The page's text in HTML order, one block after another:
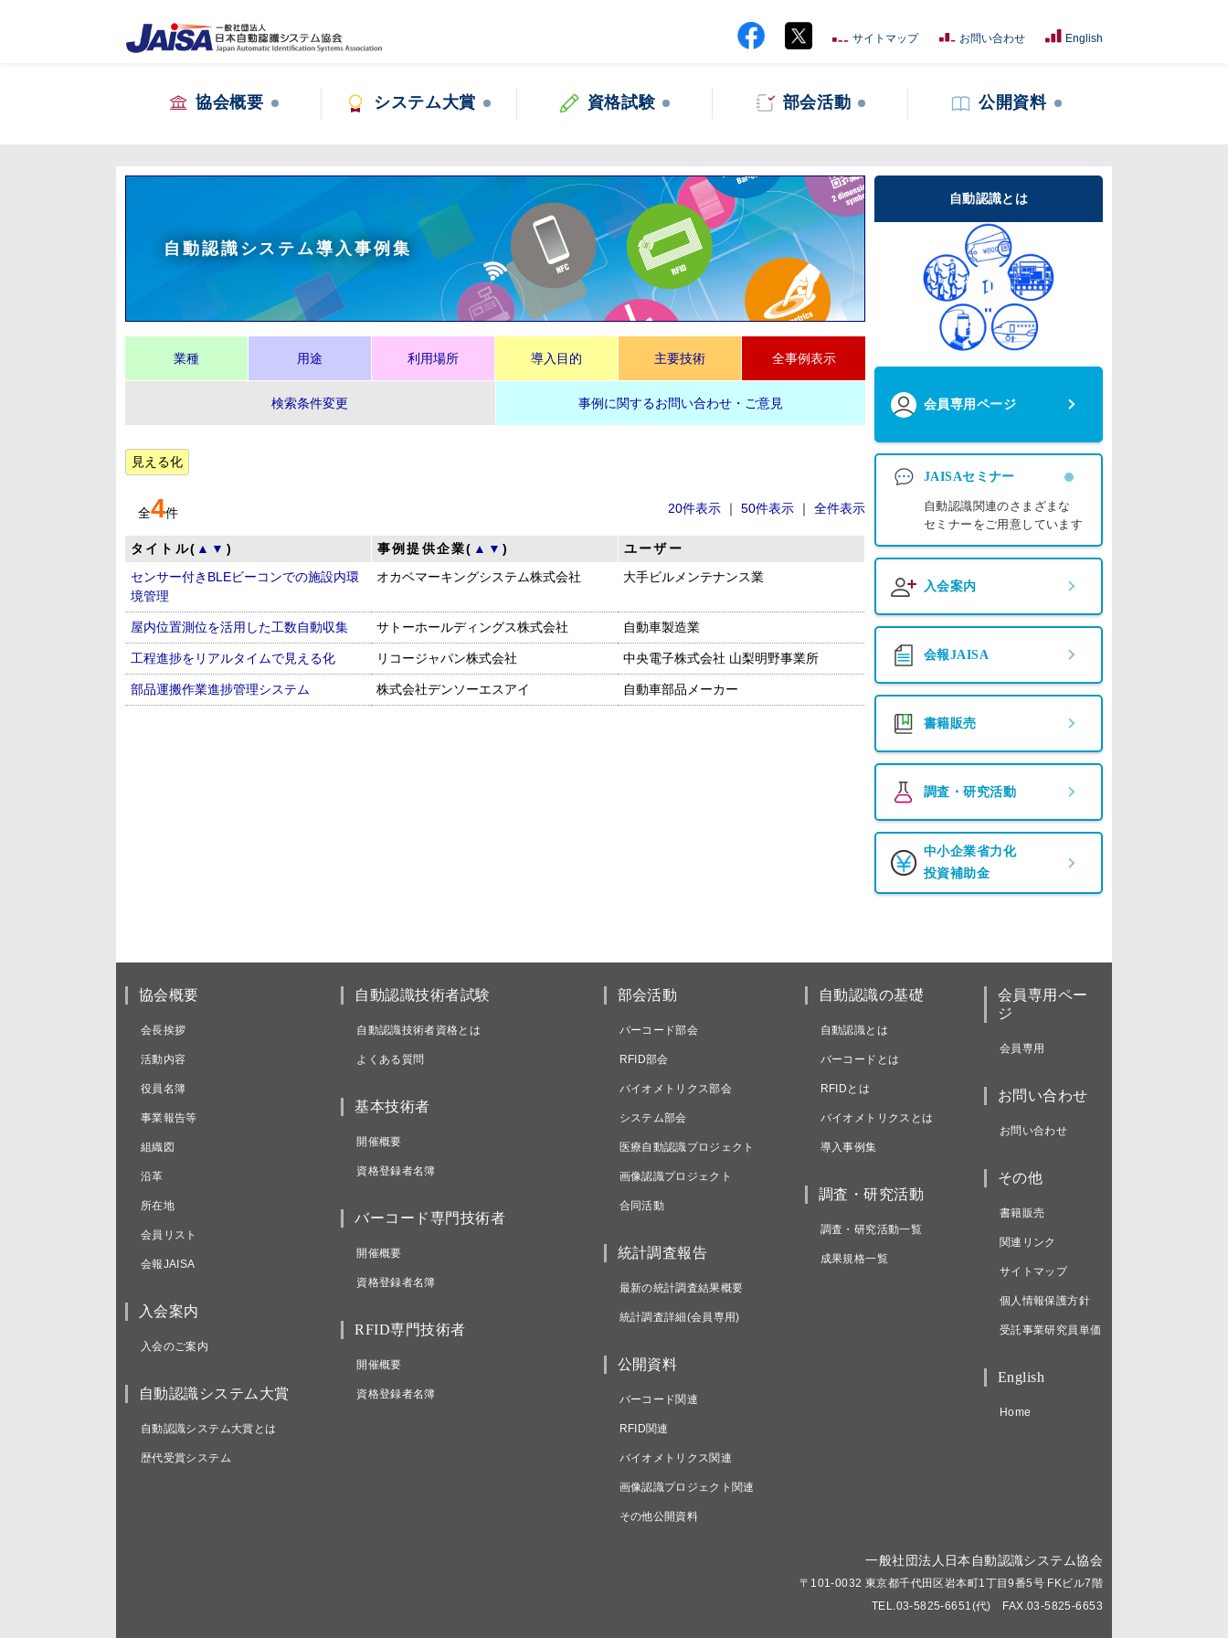
サイトマップ お問い合わせ English
協会概要 システム大賞 資格試験 部会活動 公開資料
自動認識システム導入事例集
業種 用途 利用場所 導入目的 主要技術 全事例表示
検索条件変更 事例に関するお問い合わせ・ご意見
⾒える化
全4件 20件表示 ｜ 50件表示 ｜ 全件表示
タイトル( ▲ ▼ ) 事例提供企業( ▲ ▼)
ユーザー
センサー付きBLEビーコンでの施設内環
境管理
オカベマーキングシステム株式会社 大手ビルメンテナンス業
屋内位置測位を活用した工数自動収集 サトーホールディングス株式会社 自動車製造業
工程進捗をリアルタイムで見える化 リコージャパン株式会社 中央電子株式会社 山梨明野事業所
部品運搬作業進捗管理システム 株式会社デンソーエスアイ 自動車部品メーカー
自動認識とは
会員専用ページ
JAISAセミナー
自動認識関連のさまざまな
セミナーをご用意しています
入会案内
会報JAISA
書籍販売
調査・研究活動
中小企業省力化
投資補助金
協会概要
会長挨拶
活動内容
役員名簿
事業報告等
組織図
沿革
所在地
会員リスト
会報JAISA
入会案内
入会のご案内
自動認識システム大賞
自動認識システム大賞とは
歴代受賞システム
自動認識技術者試験
自動認識技術者資格とは
よくある質問
基本技術者
開催概要
資格登録者名簿
バーコード専門技術者
開催概要
資格登録者名簿
RFID専門技術者
開催概要
資格登録者名簿
部会活動
バーコード部会
RFID部会
バイオメトリクス部会
システム部会
医療自動認識プロジェクト
画像認識プロジェクト
合同活動
統計調査報告
最新の統計調査結果概要
統計調査詳細(会員専用)
公開資料
バーコード関連
RFID関連
バイオメトリクス関連
画像認識プロジェクト関連
その他公開資料
自動認識の基礎
自動認識とは
バーコードとは
RFIDとは
バイオメトリクスとは
導入事例集
調査・研究活動
調査・研究活動一覧
成果規格一覧
会員専用ペー
ジ
会員専用
お問い合わせ
お問い合わせ
その他
書籍販売
関連リンク
サイトマップ
個人情報保護方針
受託事業研究員単価
English
Home
一般社団法人日本自動認識システム協会
〒101-0032 東京都千代田区岩本町1丁目9番5号 FKビル7階
TEL.03-5825-6651(代) FAX.03-5825-6653